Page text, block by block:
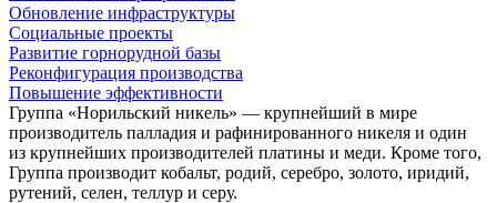
Обновление инфраструктуры
Социальные проекты
Развитие горнорудной базы
Реконфигурация производства
Повышение эффективности
Группа «Норильский никель» — крупнейший в мире
производитель палладия и рафинированного никеля и один
из крупнейших производителей платины и меди. Кроме того,
Группа производит кобальт, родий, серебро, золото, иридий,
рутений, селен, теллур и серу.